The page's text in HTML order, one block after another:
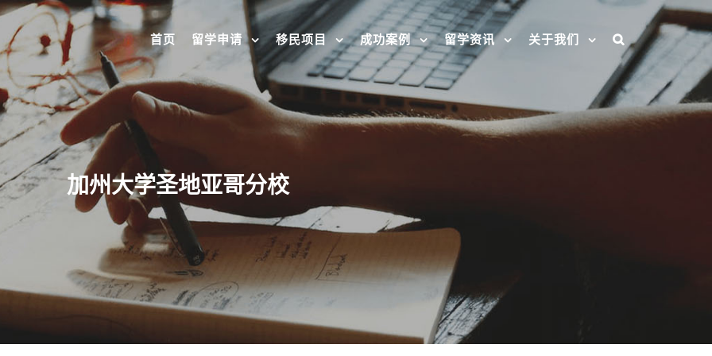
首页 留学申请 移民项目 成功案例 留学资讯 关于我们
加州大学圣地亚哥分校